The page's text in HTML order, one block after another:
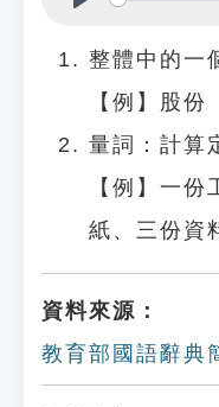
整體中的一
【例】股份
量詞：計算
【例】一
紙、三份資
資料來源：
教育部國語辭典